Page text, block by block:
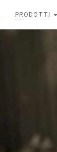
PRODOTTI